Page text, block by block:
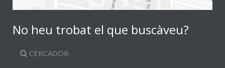
No heu trobat el que buscàveu?
CERCADOR